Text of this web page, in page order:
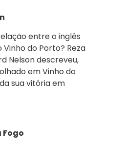
entre o inglês
Vinho do Porto? Reza
Nelson descreveu,
em Vinho do
sua vitória em
Fogo